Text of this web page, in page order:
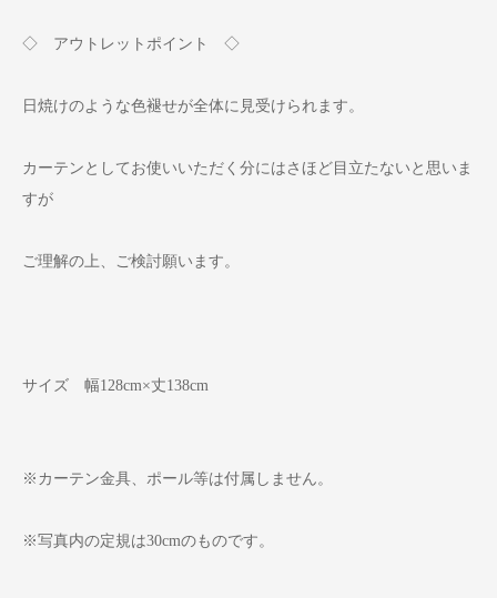
◇ アウトレットポイント ◇
日焼けのような色褪せが全体に見受けられます。
カーテンとしてお使いいただく分にはさほど目立たないと思いま
すが
ご理解の上、ご検討願います。
サイズ 幅128cm×丈138cm
※カーテン金具、ポール等は付属しません。
※写真内の定規は30cmのものです。